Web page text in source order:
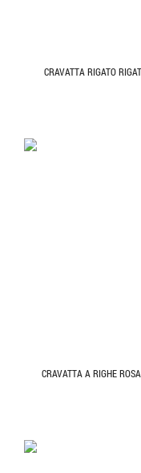
CRAVATTA RIGATO
CRAVATTA A RIGHE